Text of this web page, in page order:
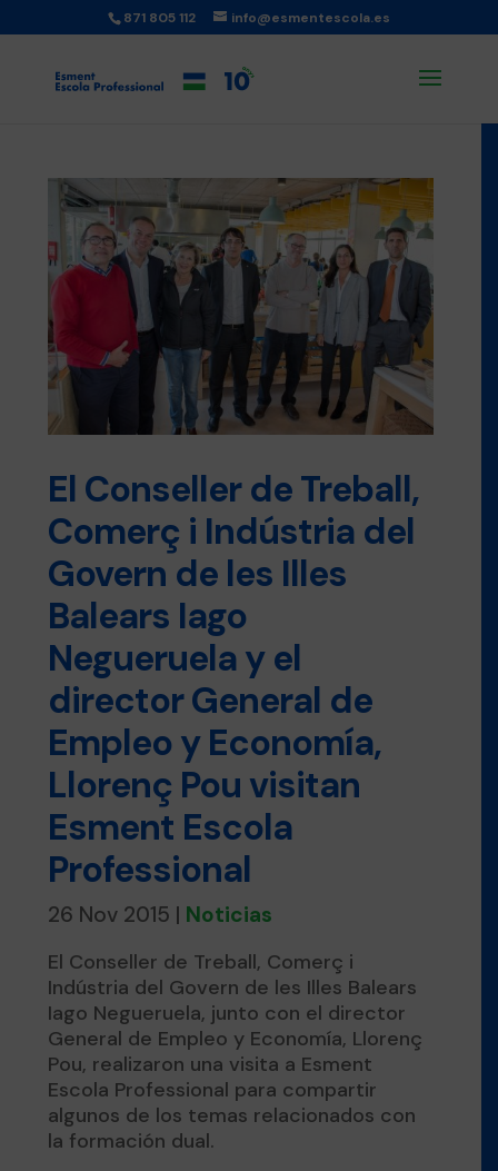
871 805 112 info@esmentescola.es
El Conseller de Treball,
Comerç i Indústria del
Govern de les Illes
Balears Iago
Negueruela y el
director General de
Empleo y Economía,
Llorenç Pou visitan
Esment Escola
Professional
26 Nov 2015 | Noticias
El Conseller de Treball, Comerç i
Indústria del Govern de les Illes Balears
Iago Negueruela, junto con el director
General de Empleo y Economía, Llorenç
Pou, realizaron una visita a Esment
Escola Professional para compartir
algunos de los temas relacionados con
la formación dual.